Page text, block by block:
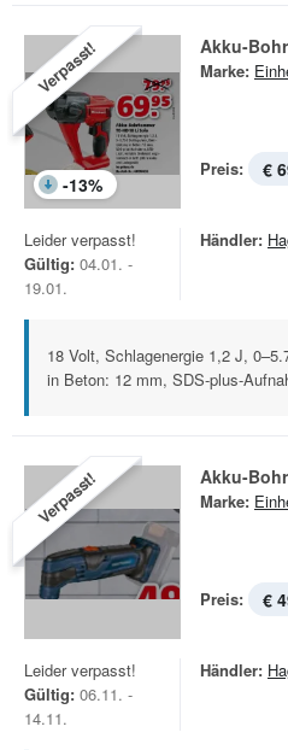
Verpasst!
-13%
Akku-
Marke:
Preis: €
Leider verpasst!
Gültig: 04.01. -
19.01.
Händler:
18 Volt, Schlagenergie 1,2 J,
in Beton: 12 mm, SDS-plus-
Verpasst! Akku-
Marke:
Preis: €
Leider verpasst!
Gültig: 06.11. -
14.11.
Händler: